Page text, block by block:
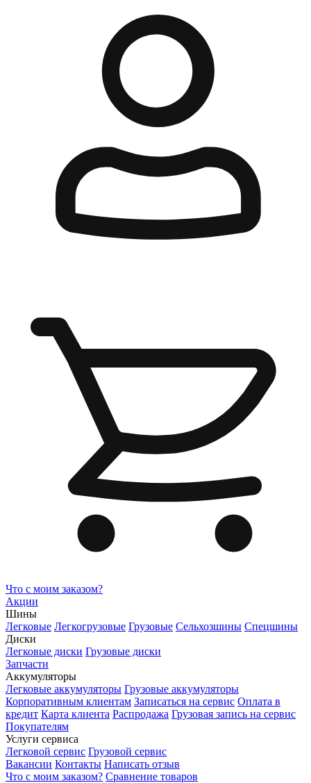
Что с моим заказом?
Акции
Шины
Легковые Легкогрузовые Грузовые Сельхозшины Спецшины
Диски
Легковые диски Грузовые диски
Запчасти
Аккумуляторы
Легковые аккумуляторы Грузовые аккумуляторы
Корпоративным клиентам Записаться на сервис Оплата в
кредит Карта клиента Распродажа Грузовая запись на сервис
Покупателям
Услуги сервиса
Легковой сервис Грузовой сервис
Вакансии Контакты Написать отзыв
Что с моим заказом? Сравнение товаров